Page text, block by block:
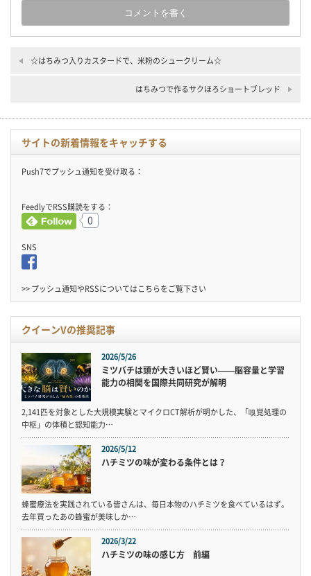
☆はちみつ入りカスタードで、米粉のシュークリーム☆
はちみつで作るサクほろショートブレッド
サイトの新着情報をキャッチする
Push7でプッシュ通知を受け取る：
FeedlyでRSS購読をする：
0
SNS
>> プッシュ通知やRSSについてはこちらをご覧下さい
クイーンVの推奨記事
2026/5/26
ミツバチは頭が大きいほど賢い——脳容量と学習
能力の相関を国際共同研究が解明
2,141匹を対象とした大規模実験とマイクロCT解析が明かした、「嗅覚処理の
中枢」の体積と認知能力…
2026/5/12
ハチミツの味が変わる条件とは？
蜂蜜療法を実践されている皆さんは、毎日本物のハチミツを食べているはず。
去年買ったあの蜂蜜が美味しか…
2026/3/22
ハチミツの味の感じ方 前編